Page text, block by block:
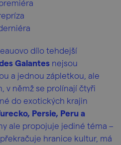
dílo tehdejší
Galantes nejsou
a jednou zápletkou, ale
v němž se prolínají čtyři
do exotických krajin
Persie, Peru a
ale propojuje jediné téma –
hranice kultur, má